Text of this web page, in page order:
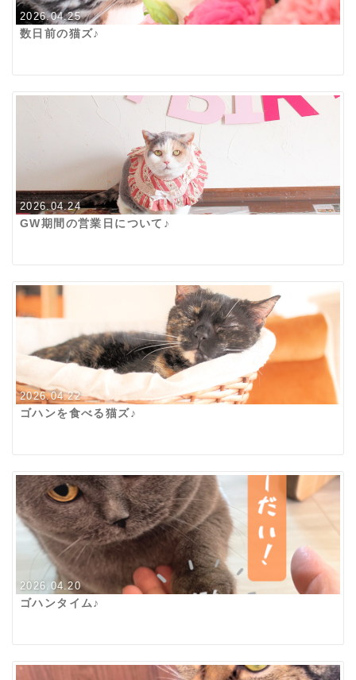
2026.04.25
数日前の猫ズ♪
2026.04.24
GW期間の営業日について♪
2026.04.22
ゴハンを食べる猫ズ♪
2026.04.20
ゴハンタイム♪